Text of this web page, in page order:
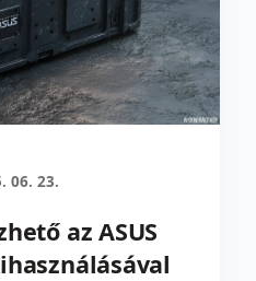
06. 23.
az ASUS